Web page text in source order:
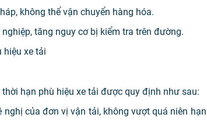
không thể vận chuyển hàng hóa.
tăng nguy cơ bị kiểm tra trên đường.
hiệu xe tải
hạn phù hiệu xe tải được quy định như sau:
nghị của đơn vị vận tải, không vượt quá niên hạn